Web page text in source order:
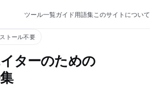
ツール一覧ガイド用語集このサイトについて
トール不要
ターのための